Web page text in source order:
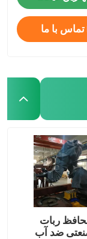
تماس با ما
ربات
ضد آب